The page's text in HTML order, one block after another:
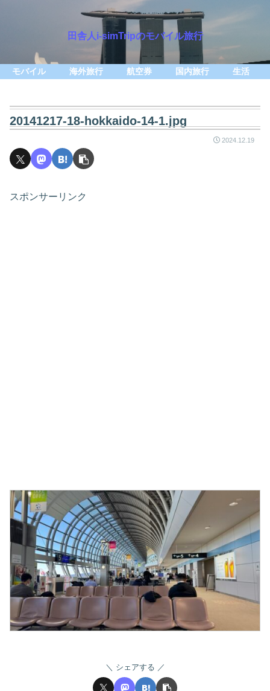
田舎人i-simTripのモバイル旅行
モバイル 海外旅行 航空券 国内旅行 生活
20141217-18-hokkaido-14-1.jpg
2024.12.19
スポンサーリンク
シェアする